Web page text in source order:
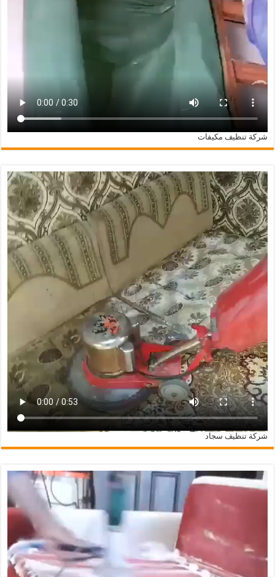
شركة تنظيف مكيفات
شركة تنظيف سجاد